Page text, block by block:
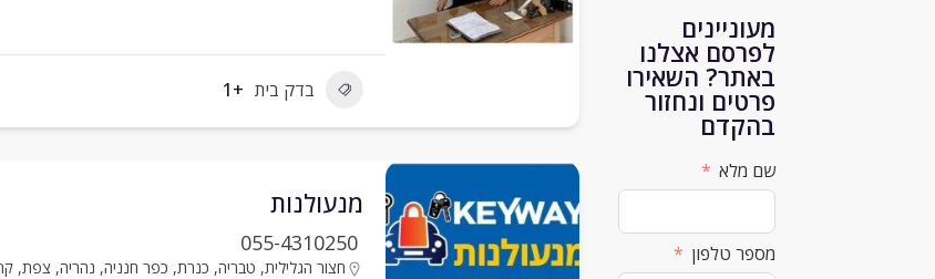
מעוניינים
לפרסם אצלנו
באתר? השאירו
פרטים ונחזור
בהקדם
שם מלא
מספר טלפון
בדק בית +1
מנעולנות
055-4310250
חצור הגלילית, טבריה, כנרת, כפר חנניה, נהריה, צפת,